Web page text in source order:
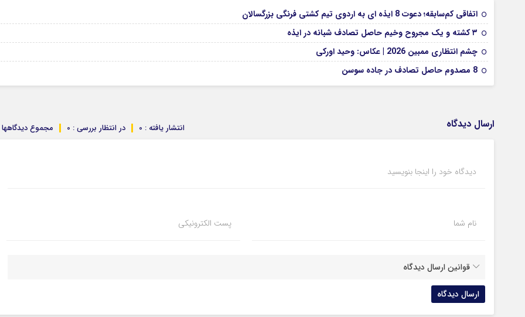
اتفاقی کم‌سابقه؛ دعوت 8 ایذه ای به اردوی تیم کشتی فرنگی بزرگسالان
۳ کشته و یک مجروح وخیم حاصل تصادف شبانه در ایذه
چشم انتظاری ممبین 2026 | عکاس: وحید اورکی
8 مصدوم حاصل تصادف در جاده سوسن
ارسال دیدگاه مجموع دیدگاهها : در انتظار بررسی : 0 انتشار یافته : 0
دیدگاه خود را اینجا بنویسید
نام شما پست الکترونیکی
قوانین ارسال دیدگاه